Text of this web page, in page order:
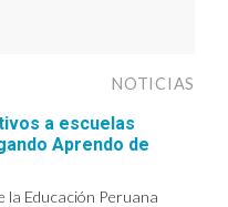
NOTICIAS
a escuelas
Aprendo de
la Educación Peruana